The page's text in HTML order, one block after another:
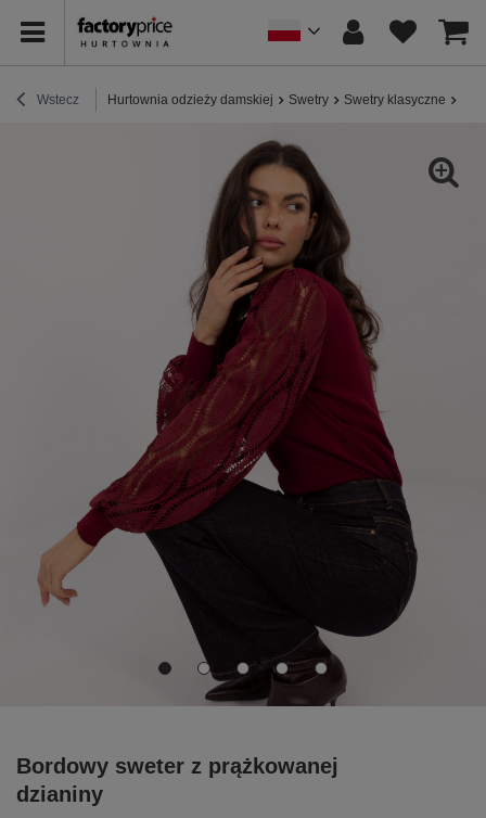
Wstecz Hurtownia odzieży damskiej Swetry Swetry klasyczne
Bordowy sweter z prążkowanej
dzianiny